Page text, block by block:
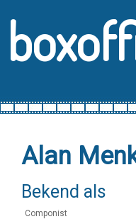
Alan
Bekend als
Componist